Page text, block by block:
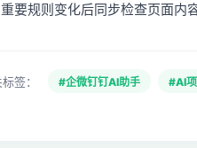
重要规则变化后同步检查页面内
签： #企微钉钉AI助手 #AI